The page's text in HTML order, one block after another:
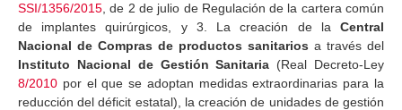
SSI/1356/2015 , de 2 de julio de Regulación de la cartera común
de implantes quirúrgicos, y 3. La creación de la Central
Nacional de Compras de productos sanitarios a través del
Instituto Nacional de Gestión Sanitaria (Real Decreto-Ley
8/2010 por el que se adoptan medidas extraordinarias para la
reducción del déficit estatal), la creación de unidades de gestión